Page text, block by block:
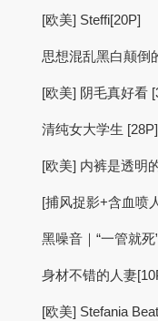
[欧美] Steffi[20P]
思想混乱黑白颠倒
[欧美] 阴毛真好看
清纯女大学生 [28P]
[欧美] 内裤是透明
[捕风捉影+含血喷
黑噪音｜“一管就
身材不错的人妻
[欧美] Stefania